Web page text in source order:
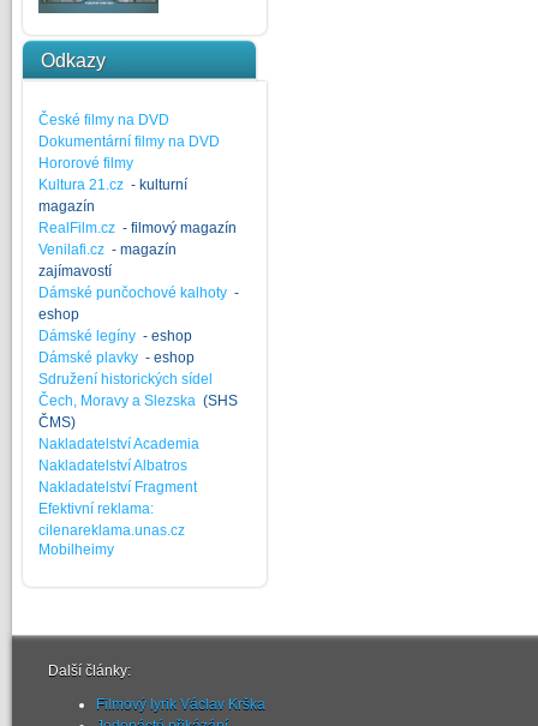
Odkazy
České filmy na DVD
Dokumentární filmy na DVD
Hororové filmy
Kultura 21.cz - kulturní
magazín
RealFilm.cz - filmový magazín
Venilafi.cz - magazín
zajímavostí
Dámské punčochové kalhoty -
eshop
Dámské legíny - eshop
Dámské plavky - eshop
Sdružení historických sídel
Čech, Moravy a Slezska (SHS
ČMS)
Nakladatelství Academia
Nakladatelství Albatros
Nakladatelství Fragment
Efektivní reklama:
cilenareklama.unas.cz
Mobilheimy
Další články:
Filmový lyrik Václav Krška